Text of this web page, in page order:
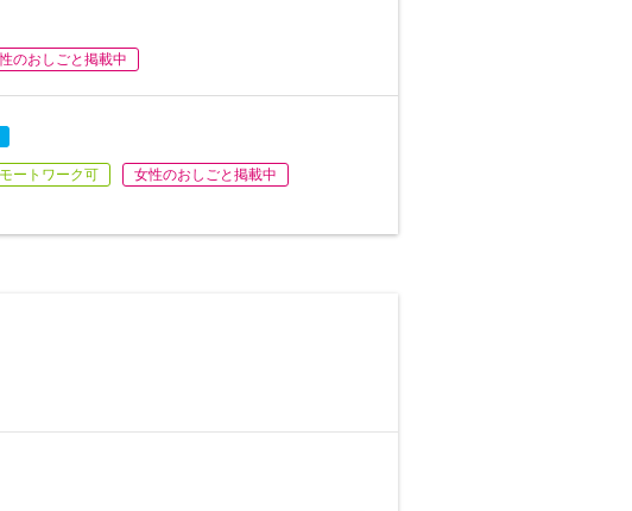
のおしごと掲載中
ートワーク可 女性のおしごと掲載中